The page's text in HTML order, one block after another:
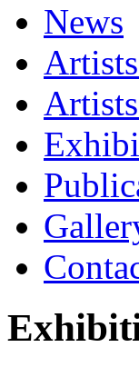
News